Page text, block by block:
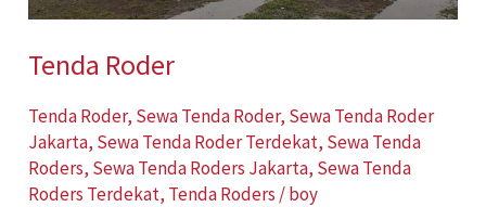
Tenda Roder
Tenda Roder, Sewa Tenda Roder, Sewa Tenda Roder
Jakarta, Sewa Tenda Roder Terdekat, Sewa Tenda
Roders, Sewa Tenda Roders Jakarta, Sewa Tenda
Roders Terdekat, Tenda Roders /boy